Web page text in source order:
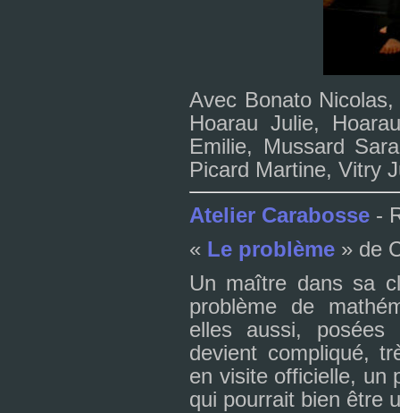
Avec Bonato
Hoarau Julie,
Emilie, Mussard
Picard Martine, Vitry
Atelier Carabosse -
« Le pro­blème » de
Un maî­tre dans sa
pro­blème de
elles aussi,
devient com­pli­qué,
en visite offi­cielle, un
qui pour­rait bien être